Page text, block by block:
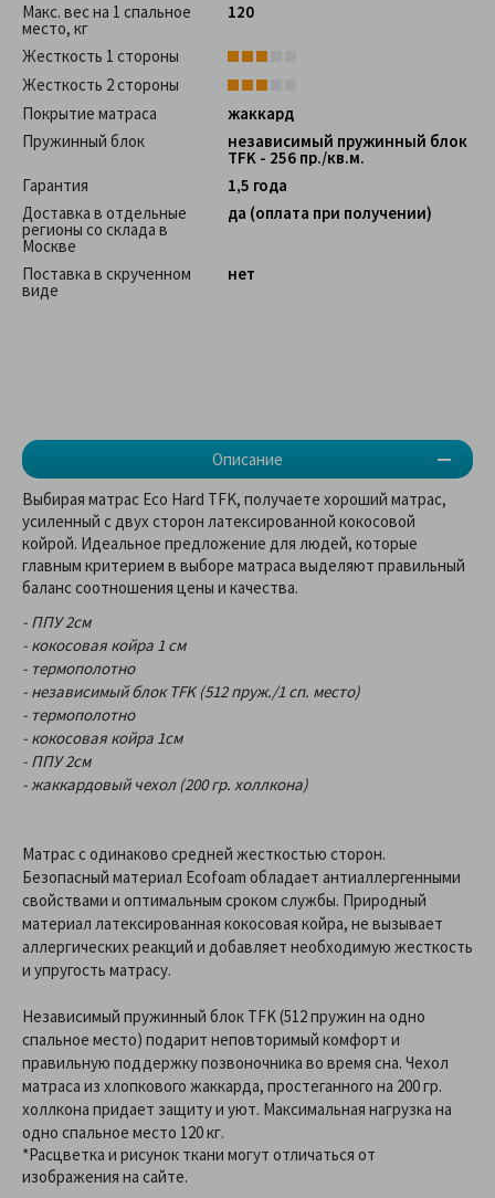
Описание
Макс. вес на 1 спальное
место, кг
120
Жесткость 1 стороны
Жесткость 2 стороны
Покрытие матраса
жаккард
Пружинный блок
независимый пружинный блок
TFK - 256 пр./кв.м.
Гарантия
1,5 года
Доставка в отдельные
регионы со склада в
Москве
да (оплата при получении)
Поставка в скрученном
виде
нет
Выбирая матрас Eco Hard TFK, получаете хороший матрас,
усиленный с двух сторон латексированной кокосовой
койрой. Идеальное предложение для людей, которые
главным критерием в выборе матраса выделяют правильный
баланс соотношения цены и качества.
- ППУ 2см
- кокосовая койра 1 см
- термополотно
- независимый блок TFK (512 пруж./1 сп. место)
- термополотно
- кокосовая койра 1см
- ППУ 2см
- жаккардовый чехол (200 гр. холлкона)
Матрас с одинаково средней жесткостью сторон.
Безопасный материал Ecofoam обладает антиаллергенными
свойствами и оптимальным сроком службы. Природный
материал латексированная кокосовая койра, не вызывает
аллергических реакций и добавляет необходимую жесткость
и упругость матрасу.
Независимый пружинный блок TFK (512 пружин на одно
спальное место) подарит неповторимый комфорт и
правильную поддержку позвоночника во время сна. Чехол
матраса из хлопкового жаккарда, простеганного на 200 гр.
холлкона придает защиту и уют. Максимальная нагрузка на
одно спальное место 120 кг.
*Расцветка и рисунок ткани могут отличаться от
изображения на сайте.